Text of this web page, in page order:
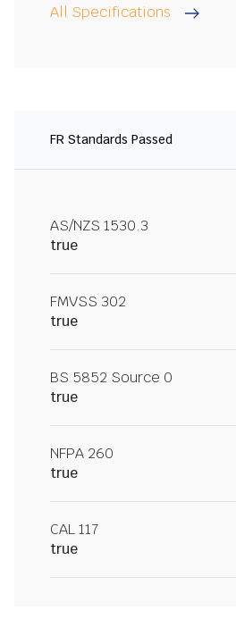
All Specifications
FR Standards Passed
AS/NZS 1530.3
true
FMVSS 302
true
BS 5852 Source 0
true
NFPA 260
true
CAL 117
true